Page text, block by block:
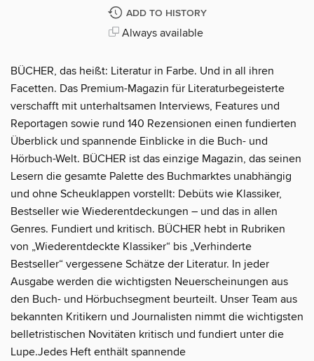
ADD TO HISTORY
Always available
BÜCHER, das heißt: Literatur in Farbe. Und in all ihren
Facetten. Das Premium-Magazin für Literaturbegeisterte
verschafft mit unterhaltsamen Interviews, Features und
Reportagen sowie rund 140 Rezensionen einen fundierten
Überblick und spannende Einblicke in die Buch- und
Hörbuch-Welt. BÜCHER ist das einzige Magazin, das seinen
Lesern die gesamte Palette des Buchmarktes unabhängig
und ohne Scheuklappen vorstellt: Debüts wie Klassiker,
Bestseller wie Wiederentdeckungen – und das in allen
Genres. Fundiert und kritisch. BÜCHER hebt in Rubriken
von „Wiederentdeckte Klassiker“ bis „Verhinderte
Bestseller“ vergessene Schätze der Literatur. In jeder
Ausgabe werden die wichtigsten Neuerscheinungen aus
den Buch- und Hörbuchsegment beurteilt. Unser Team aus
bekannten Kritikern und Journalisten nimmt die wichtigsten
belletristischen Novitäten kritisch und fundiert unter die
Lupe.Jedes Heft enthält spannende